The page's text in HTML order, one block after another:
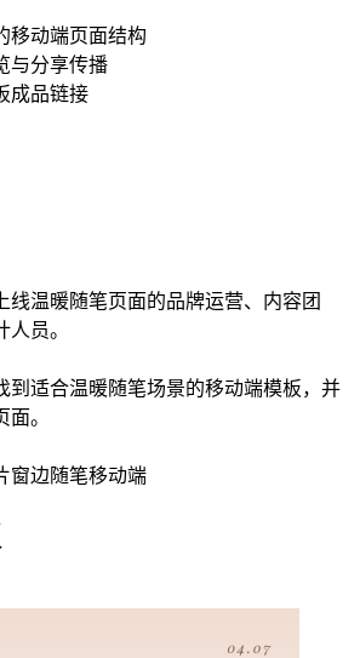
移动端页面结构
与分享传播
成品链接
线温暖随笔页面的品牌运营、内容团
人员。
到适合温暖随笔场景的移动端模板，并
。
窗边随笔移动端